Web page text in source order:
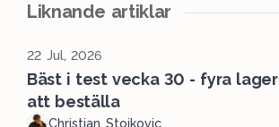
Liknande artiklar
22 Jul, 2026
Bäst i test vecka 30 - fyra lager
att beställa
Christian Stojkovic